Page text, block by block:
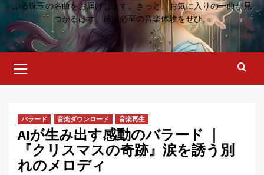
ぶる珠玉の名曲をお届けします。きっと、お気に入りの一曲が見
つかるはず。感涙必至の音楽体験をぜひ。
Menu
バラード 音楽ダウンロード 音楽再生
AIが生み出す感動のバラード ｜
『クリスマスの奇跡』涙を誘う別
れのメロディ